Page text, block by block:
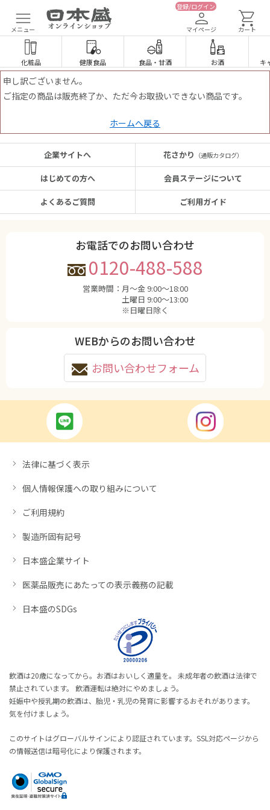
メニュー
登録/ログイン
マイページ カート
化粧品 健康食品 食品・ 甘酒 お酒 キ
申し訳ございません。
ご指定の商品は販売終了か、ただ今お取扱いできない商品です。
ホームへ戻る
企業サイトへ
はじめての方へ
よくあるご質問
花さかり （通販カタログ）
会員ステージについて
ご利用ガイド
お電話でのお問い合わせ
0120-488-588
営業時間： 月〜金 9:00〜18:00
土曜日 9:00〜13:00
※日曜日除く
WEBからのお問い合わせ
お問い合わせフォーム
法律に基づく表示
個人情報保護への取り組みについて
ご利用規約
製造所固有記号
日本盛企業サイト
医薬品販売にあたっての表示義務の記載
日本盛のSDGs
飲酒は20歳になってから。お酒はおいしく適量を。 未成年者の飲酒は法律で
禁止されています。 飲酒運転は絶対にやめましょう。
妊娠中や授乳期の飲酒は、胎児・乳児の発育に影響するおそれがあります。
気を付けましょう。
このサイトはグローバルサインにより認証されています。SSL対応ページから
の情報送信は暗号化により保護されます。